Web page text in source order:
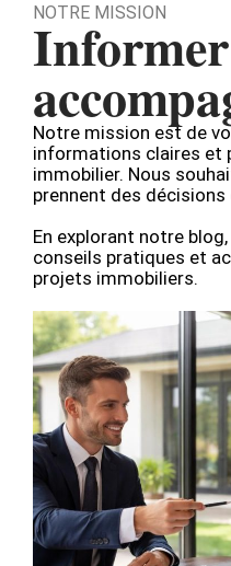
NOTRE MISSION
Notre mission est de
informations claires et
immobilier. Nous
prennent des
En explorant notre
conseils pratiques et
projets immobiliers.